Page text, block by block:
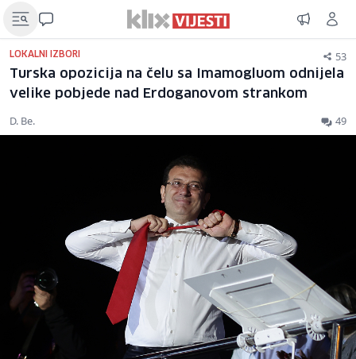
LOKALNI IZBORI 53
Turska opozicija na čelu sa Imamogluom odnijela
velike pobjede nad Erdoganovom strankom
D. Be. 49